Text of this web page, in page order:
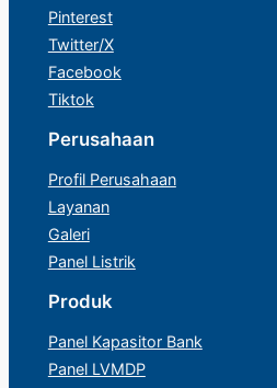
Pinterest
Twitter/X
Facebook
Tiktok
Perusahaan
Profil Perusahaan
Layanan
Galeri
Panel Listrik
Produk
Panel Kapasitor Bank
Panel LVMDP